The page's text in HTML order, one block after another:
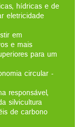
hídricas e de
eletricidade
em
e mais
para um
circular -
responsável,
silvicultura
de carbono